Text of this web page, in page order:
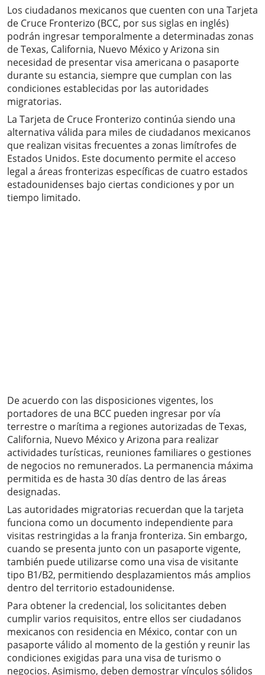
Los ciudadanos mexicanos que cuenten con una Tarjeta
de Cruce Fronterizo (BCC, por sus siglas en inglés)
podrán ingresar temporalmente a determinadas zonas
de Texas, California, Nuevo México y Arizona sin
necesidad de presentar visa americana o pasaporte
durante su estancia, siempre que cumplan con las
condiciones establecidas por las autoridades
migratorias.
La Tarjeta de Cruce Fronterizo continúa siendo una
alternativa válida para miles de ciudadanos mexicanos
que realizan visitas frecuentes a zonas limítrofes de
Estados Unidos. Este documento permite el acceso
legal a áreas fronterizas específicas de cuatro estados
estadounidenses bajo ciertas condiciones y por un
tiempo limitado.
De acuerdo con las disposiciones vigentes, los
portadores de una BCC pueden ingresar por vía
terrestre o marítima a regiones autorizadas de Texas,
California, Nuevo México y Arizona para realizar
actividades turísticas, reuniones familiares o gestiones
de negocios no remunerados. La permanencia máxima
permitida es de hasta 30 días dentro de las áreas
designadas.
Las autoridades migratorias recuerdan que la tarjeta
funciona como un documento independiente para
visitas restringidas a la franja fronteriza. Sin embargo,
cuando se presenta junto con un pasaporte vigente,
también puede utilizarse como una visa de visitante
tipo B1/B2, permitiendo desplazamientos más amplios
dentro del territorio estadounidense.
Para obtener la credencial, los solicitantes deben
cumplir varios requisitos, entre ellos ser ciudadanos
mexicanos con residencia en México, contar con un
pasaporte válido al momento de la gestión y reunir las
condiciones exigidas para una visa de turismo o
negocios. Asimismo, deben demostrar vínculos sólidos